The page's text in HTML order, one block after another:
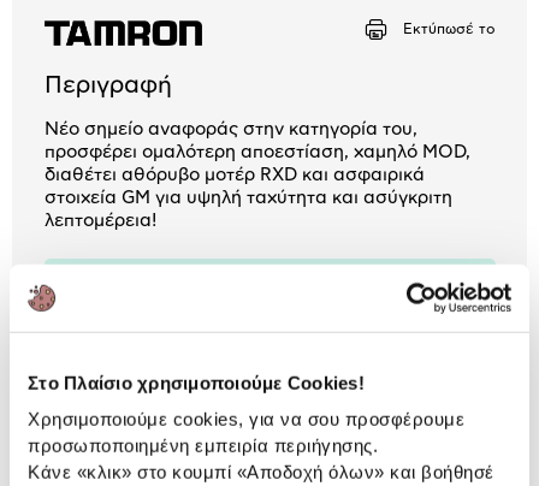
Στο Πλαίσιο χρησιμοποιούμε Cookies!
Χρησιμοποιούμε cookies, για να σου προσφέρουμε
προσωποποιημένη εμπειρία περιήγησης.
Κάνε «κλικ» στο κουμπί «Αποδοχή όλων» και βοήθησέ
Αριθμός δόσεων
Εκτύπωσέ το
Περιγραφή
Νέο σημείο αναφοράς στην κατηγορία του,
προσφέρει ομαλότερη αποεστίαση, χαμηλό MOD,
διαθέτει αθόρυβο μοτέρ RXD και ασφαιρικά
στοιχεία GM για υψηλή ταχύτητα και ασύγκριτη
λεπτομέρεια!
Πληροφορίες
Κατηγορία Φακού: Zoom
Τύπος Φακού: